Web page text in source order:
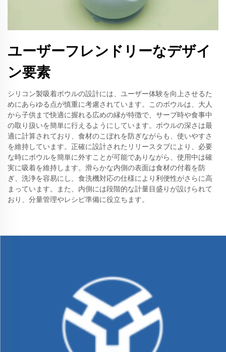
ユーザーフレンドリーなデザイ
ン要素
シリコン製吸着ボウルの設計には、ユーザー体験を向上させるた
めにあらゆる点が慎重に考慮されています。このボウルは、大人
から子供まで快適に握れる広めの縁が特徴で、サーブ時や食事中
の取り扱いを簡単に行えるようにしています。ボウルの深さは最
適に計算されており、食材のこぼれを防ぎながらも、使いやすさ
を維持しています。正確に設計されたリリースタブにより、必要
な時にボウルを簡単に外すことが可能でありながら、使用中は確
実に吸着を維持します。滑らかな内側の表面は食材の付着を防
ぎ、洗浄を容易にし、食洗機対応の仕様により利便性がさらに高
まっています。また、内側には段階的な計量目盛りが設けられて
おり、分量管理やレシピ準備に役立ちます。